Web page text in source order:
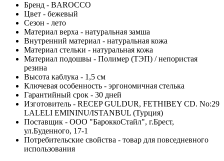
Бренд - BAROCCO
Цвет - бежевый
Сезон - лето
Материал верха - натуральная замша
Внутренний материал - натуральная кожа
Материал стельки - натуральная кожа
Материал подошвы - Полимер (ТЭП) / непористая
резина
Высота каблука - 1,5 см
Ключевая особенность - эргономичная стелька
Гарантийный срок - 30 дней
Изготовитель - RECEP GULDUR, FETHIBEY CD. No:29
LALELI EMININU/ISTANBUL (Турция)
Поставщик - ООО "БароккоСтайл", г.Брест,
ул.Буденного, 17-1
Потребительские свойства - товар для повседневного
использования